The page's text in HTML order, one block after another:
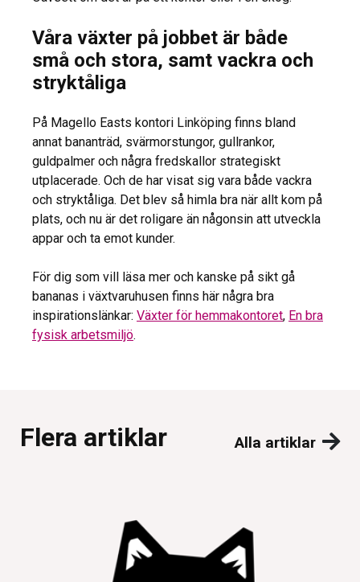
Våra växter på jobbet är både
små och stora, samt vackra och
stryktåliga
På Magello Easts kontori Linköping finns bland
annat bananträd, svärmorstungor, gullrankor,
guldpalmer och några fredskallor strategiskt
utplacerade. Och de har visat sig vara både vackra
och stryktåliga. Det blev så himla bra när allt kom på
plats, och nu är det roligare än någonsin att utveckla
appar och ta emot kunder.
För dig som vill läsa mer och kanske på sikt gå
bananas i växtvaruhusen finns här några bra
inspirationslänkar: Växter för hemmakontoret, En bra
fysisk arbetsmiljö.
Flera artiklar Alla artiklar